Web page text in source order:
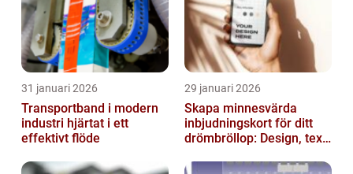
31 januari 2026
Transportband i modern
industri hjärtat i ett
effektivt flöde
29 januari 2026
Skapa minnesvärda
inbjudningskort för ditt
drömbröllop: Design, text